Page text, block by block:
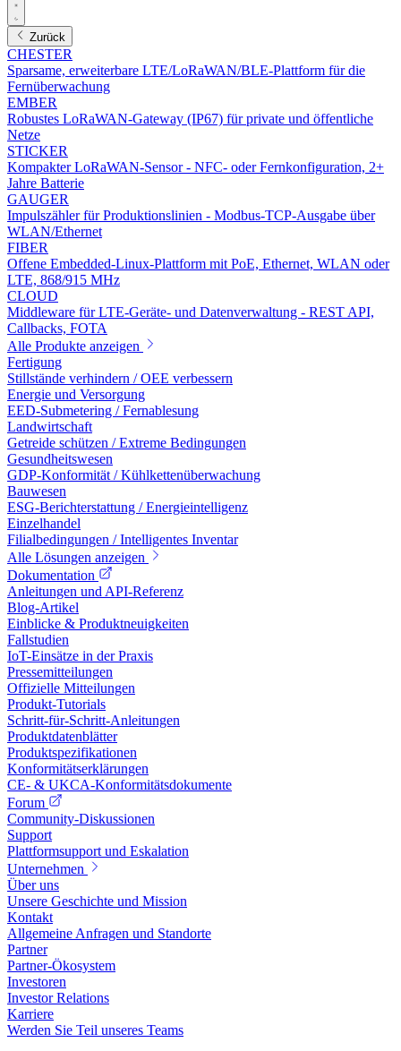
Zurück
CHESTER
Sparsame, erweiterbare LTE/LoRaWAN/BLE-Plattform für die
Fernüberwachung
EMBER
Robustes LoRaWAN-Gateway (IP67) für private und öffentliche
Netze
STICKER
Kompakter LoRaWAN-Sensor - NFC- oder Fernkonfiguration, 2+
Jahre Batterie
GAUGER
Impulszähler für Produktionslinien - Modbus-TCP-Ausgabe über
WLAN/Ethernet
FIBER
Offene Embedded-Linux-Plattform mit PoE, Ethernet, WLAN oder
LTE, 868/915 MHz
CLOUD
Middleware für LTE-Geräte- und Datenverwaltung - REST API,
Callbacks, FOTA
Alle Produkte anzeigen
Fertigung
Stillstände verhindern / OEE verbessern
Energie und Versorgung
EED-Submetering / Fernablesung
Landwirtschaft
Getreide schützen / Extreme Bedingungen
Gesundheitswesen
GDP-Konformität / Kühlkettenüberwachung
Bauwesen
ESG-Berichterstattung / Energieintelligenz
Einzelhandel
Filialbedingungen / Intelligentes Inventar
Alle Lösungen anzeigen
Dokumentation
Anleitungen und API-Referenz
Blog-Artikel
Einblicke & Produktneuigkeiten
Fallstudien
IoT-Einsätze in der Praxis
Pressemitteilungen
Offizielle Mitteilungen
Produkt-Tutorials
Schritt-für-Schritt-Anleitungen
Produktdatenblätter
Produktspezifikationen
Konformitätserklärungen
CE- & UKCA-Konformitätsdokumente
Forum
Community-Diskussionen
Support
Plattformsupport und Eskalation
Unternehmen
Über uns
Unsere Geschichte und Mission
Kontakt
Allgemeine Anfragen und Standorte
Partner
Partner-Ökosystem
Investoren
Investor Relations
Karriere
Werden Sie Teil unseres Teams